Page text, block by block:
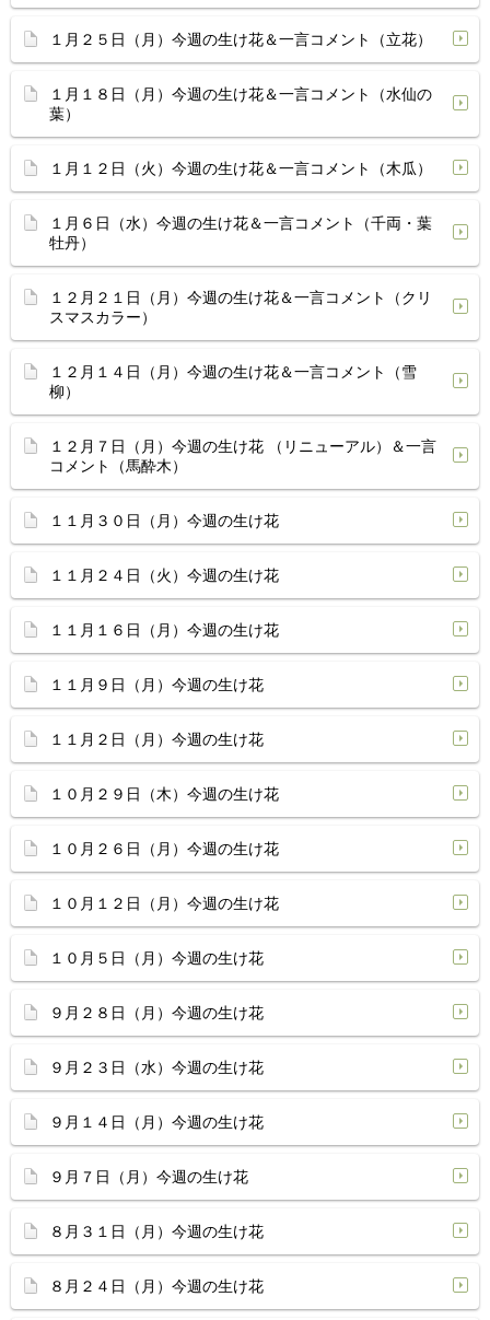
１月２５日（月）今週の生け花＆一言コメント（立花）
１月１８日（月）今週の生け花＆一言コメント（水仙の
葉）
１月１２日（火）今週の生け花＆一言コメント（木瓜）
１月６日（水）今週の生け花＆一言コメント（千両・葉
牡丹）
１２月２１日（月）今週の生け花＆一言コメント（クリ
スマスカラー）
１２月１４日（月）今週の生け花＆一言コメント（雪
柳）
１２月７日（月）今週の生け花 （リニューアル）＆一言
コメント（馬酔木）
１１月３０日（月）今週の生け花
１１月２４日（火）今週の生け花
１１月１６日（月）今週の生け花
１１月９日（月）今週の生け花
１１月２日（月）今週の生け花
１０月２９日（木）今週の生け花
１０月２６日（月）今週の生け花
１０月１２日（月）今週の生け花
１０月５日（月）今週の生け花
９月２８日（月）今週の生け花
９月２３日（水）今週の生け花
９月１４日（月）今週の生け花
９月７日（月）今週の生け花
８月３１日（月）今週の生け花
８月２４日（月）今週の生け花